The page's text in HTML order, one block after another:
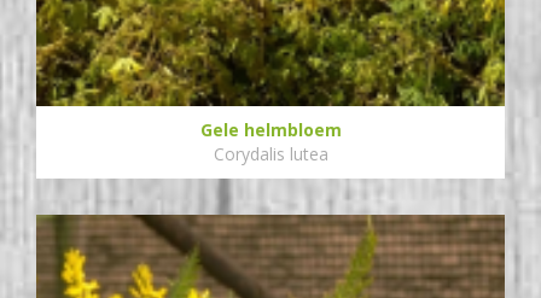
Gele helmbloem
Corydalis lutea